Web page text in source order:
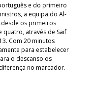
e do primeiro
a equipa do Al-
os primeiros
quatro, através de Saif
Com 20 minutos
para estabelecer
o descanso os
no marcador.